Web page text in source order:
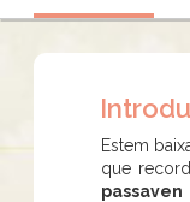
Estem
que